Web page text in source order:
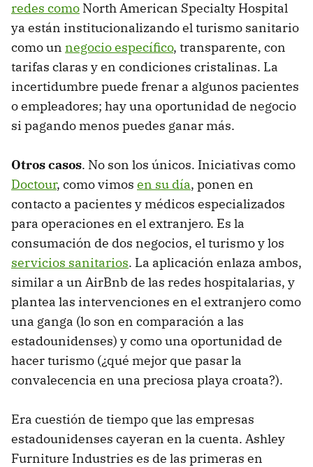
redes como North American Specialty Hospital
ya están institucionalizando el turismo sanitario
como un negocio específico, transparente, con
tarifas claras y en condiciones cristalinas. La
incertidumbre puede frenar a algunos pacientes
o empleadores; hay una oportunidad de negocio
si pagando menos puedes ganar más.
Otros casos. No son los únicos. Iniciativas como
Doctour, como vimos en su día, ponen en
contacto a pacientes y médicos especializados
para operaciones en el extranjero. Es la
consumación de dos negocios, el turismo y los
servicios sanitarios. La aplicación enlaza ambos,
similar a un AirBnb de las redes hospitalarias, y
plantea las intervenciones en el extranjero como
una ganga (lo son en comparación a las
estadounidenses) y como una oportunidad de
hacer turismo (¿qué mejor que pasar la
convalecencia en una preciosa playa croata?).
Era cuestión de tiempo que las empresas
estadounidenses cayeran en la cuenta. Ashley
Furniture Industries es de las primeras en